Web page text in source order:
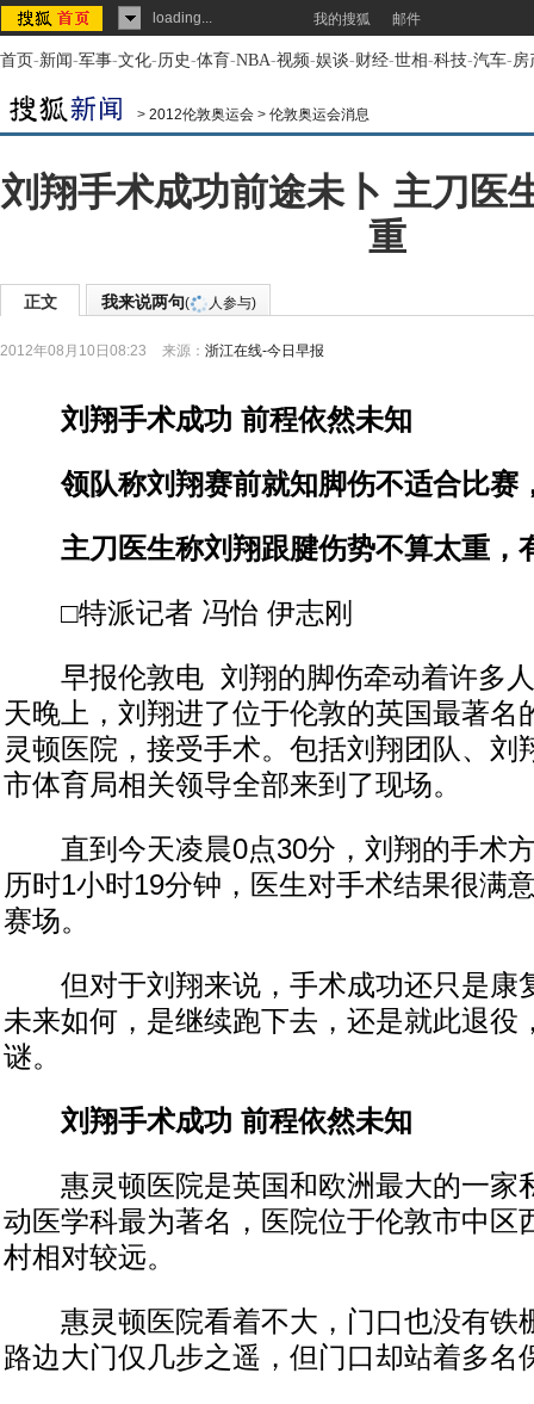
loading... 我的搜狐 邮件
首页-新闻-军事-文化-历史-体育-NBA-视频-娱谈-财经-世相-科技-汽车-房
> 2012伦敦奥运会 > 伦敦奥运会消息
刘翔手术成功前途未卜 主刀医
重
正文 我来说两句( 人参与)
2012年08月10日08:23 来源： 浙江在线-今日早报
刘翔手术成功 前程依然未知
领队称刘翔赛前就知脚伤不适合比赛
主刀医生称刘翔跟腱伤势不算太重，
□特派记者 冯怡 伊志刚
早报伦敦电 刘翔的脚伤牵动着许多人
天晚上，刘翔进了位于伦敦的英国最著
灵顿医院，接受手术。包括刘翔团队、刘
市体育局相关领导全部来到了现场。
直到今天凌晨0点30分，刘翔的手术
历时1小时19分钟，医生对手术结果很满
赛场。
但对于刘翔来说，手术成功还只是康
未来如何，是继续跑下去，还是就此退役
谜。
刘翔手术成功 前程依然未知
惠灵顿医院是英国和欧洲最大的一家
动医学科最为著名，医院位于伦敦市中区
村相对较远。
惠灵顿医院看着不大，门口也没有铁
路边大门仅几步之遥，但门口却站着多名